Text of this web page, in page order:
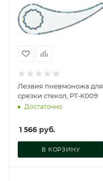
Лезвия пневмоножа для
срезки стекол, PT-K009
Достаточно
1 566 руб.
В КОРЗИНУ